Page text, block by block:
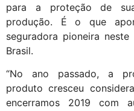
para a proteção de
produção. É o que
seguradora pioneira
Brasil.
“No ano passado, a
produto cresceu
encerramos 2019 com